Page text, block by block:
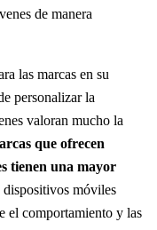
de manera
las marcas en su
personalizar la
valoran mucho la
que ofrecen
tienen una mayor
dispositivos móviles
el comportamiento y las